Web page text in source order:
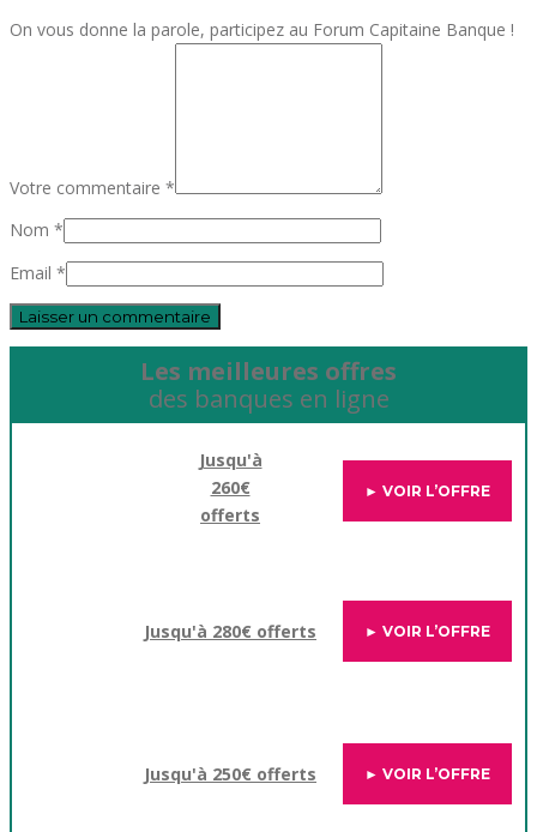
On vous donne la parole, participez au Forum Capitaine Banque !
Votre commentaire *
Nom *
Email *
Les meilleures offres
des banques en ligne
Jusqu'à
260€
offerts
► VOIR L’OFFRE
Jusqu'à 280€ offerts ► VOIR L’OFFRE
Jusqu'à 250€ offerts ► VOIR L’OFFRE